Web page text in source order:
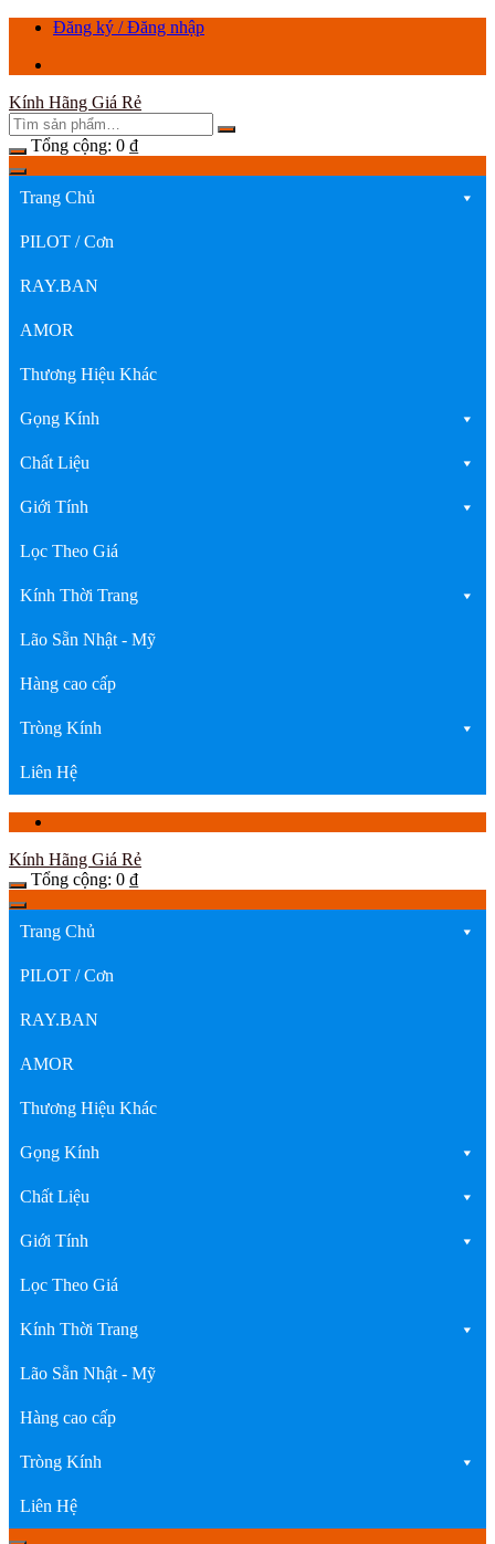
ChuyểnĐăng ký / Đăng nhập
Kính Hãng Giá Rẻ
Tổng cộng: 0 ₫
Trang Chủ
PILOT / Cơn
RAY.BAN
AMOR
Thương Hiệu Khác
Gọng Kính
Chất Liệu
Giới Tính
Lọc Theo Giá
Kính Thời Trang
Lão Sẵn Nhật - Mỹ
Hàng cao cấp
Tròng Kính
Liên Hệ
Kính Hãng Giá Rẻ
Tổng cộng: 0 ₫
Trang Chủ
PILOT / Cơn
RAY.BAN
AMOR
Thương Hiệu Khác
Gọng Kính
Chất Liệu
Giới Tính
Lọc Theo Giá
Kính Thời Trang
Lão Sẵn Nhật - Mỹ
Hàng cao cấp
Tròng Kính
Liên Hệ